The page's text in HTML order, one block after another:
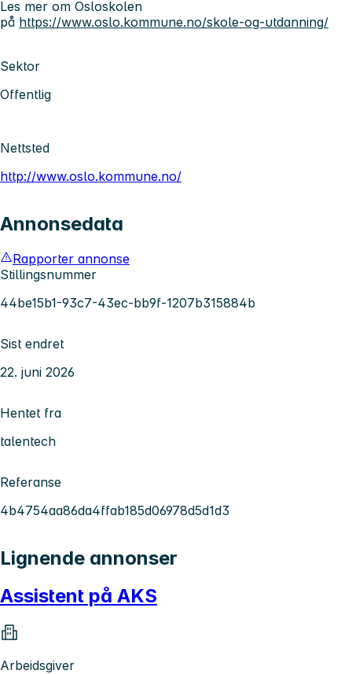
Les mer om Osloskolen
på https://www.oslo.kommune.no/skole-og-utdanning/
Sektor
Offentlig
Nettsted
http://www.oslo.kommune.no/
Annonsedata
Rapporter annonse
Stillingsnummer
44be15b1-93c7-43ec-bb9f-1207b315884b
Sist endret
22. juni 2026
Hentet fra
talentech
Referanse
4b4754aa86da4ffab185d06978d5d1d3
Lignende annonser
Assistent på AKS
Arbeidsgiver